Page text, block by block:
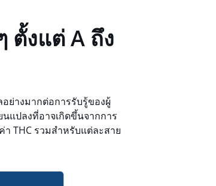
ตั้งแต่ A ถึง
ย่างมากต่อการรับรู้ของผู้
แปลงที่อาจเกิดขึ้นจากการ
THC รวมสำหรับแต่ละสาย